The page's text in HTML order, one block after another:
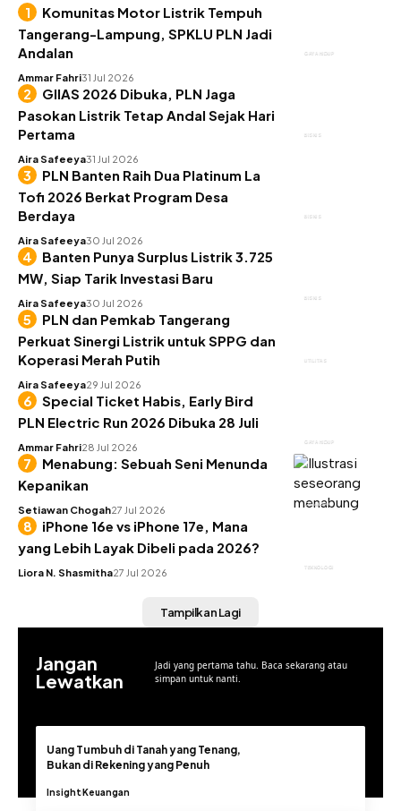
GAYA HIDUP
Komunitas Motor Listrik Tempuh
Tangerang-Lampung, SPKLU PLN Jadi
Andalan
Ammar Fahri31 Jul 2026
BISNIS
GIIAS 2026 Dibuka, PLN Jaga
Pasokan Listrik Tetap Andal Sejak Hari
Pertama
Aira Safeeya31 Jul 2026
BISNIS
PLN Banten Raih Dua Platinum La
Tofi 2026 Berkat Program Desa
Berdaya
Aira Safeeya30 Jul 2026
BISNIS
Banten Punya Surplus Listrik 3.725
MW, Siap Tarik Investasi Baru
Aira Safeeya30 Jul 2026
UTILITAS
PLN dan Pemkab Tangerang
Perkuat Sinergi Listrik untuk SPPG dan
Koperasi Merah Putih
Aira Safeeya29 Jul 2026
GAYA HIDUP
Special Ticket Habis, Early Bird
PLN Electric Run 2026 Dibuka 28 Juli
Ammar Fahri28 Jul 2026
KEUANGAN
Menabung: Sebuah Seni Menunda
Kepanikan
Setiawan Chogah27 Jul 2026
TEKNOLOGI
iPhone 16e vs iPhone 17e, Mana
yang Lebih Layak Dibeli pada 2026?
Liora N. Shasmitha27 Jul 2026
Tampilkan Lagi
Jangan
Lewatkan
Jadi yang pertama tahu. Baca sekarang atau
simpan untuk nanti.
Uang Tumbuh di Tanah yang Tenang,
Bukan di Rekening yang Penuh
InsightKeuangan